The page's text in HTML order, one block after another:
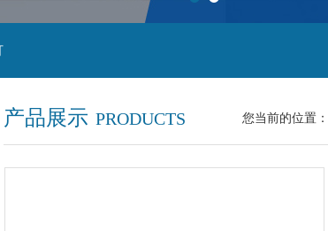
产品展示 PRODUCTS 您当前的位置：